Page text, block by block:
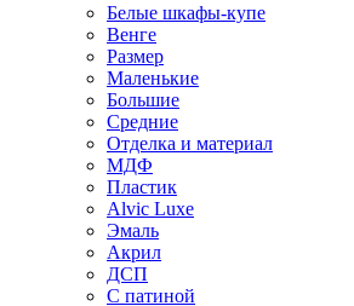
Белые шкафы-купе
Венге
Размер
Маленькие
Большие
Средние
Отделка и материал
МДФ
Пластик
Alvic Luxe
Эмаль
Акрил
ДСП
С патиной